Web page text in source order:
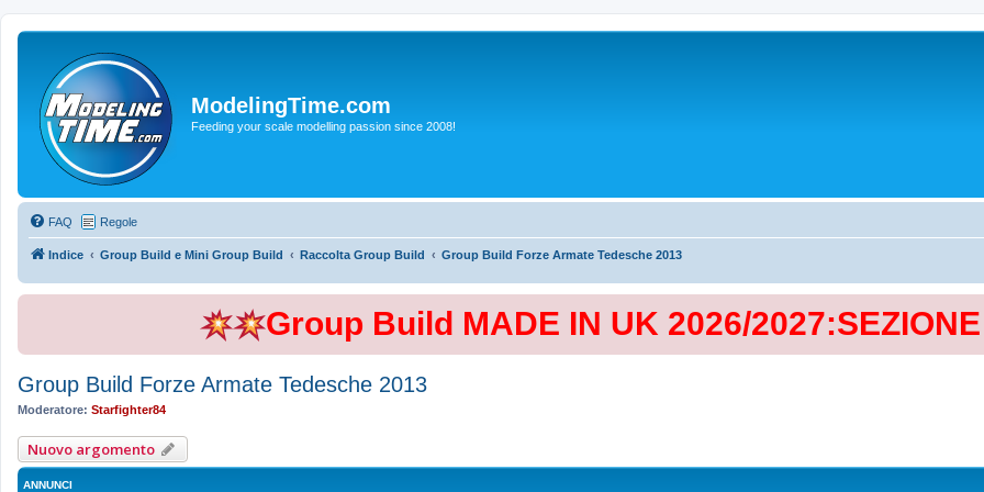
ModelingTime.com
Feeding your scale modelling passion since 2008!
FAQ Regole
Indice Group Build e Mini Group Build Raccolta Group Build Group Build Forze Armate Tedesche 2013
Group Build MADE IN UK 2026/
Group Build Forze Armate Tedesche 2013
Moderatore: Starfighter84
Nuovo argomento
ANNUNCI